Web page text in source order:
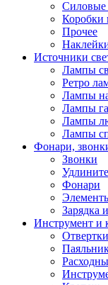
Силовые
Прочее
Источники
Лампы
Ретро
Лампы
Лампы
Лампы
Лампы
Фонари,
Звонки
Фонари
Зарядка
Инструмент и